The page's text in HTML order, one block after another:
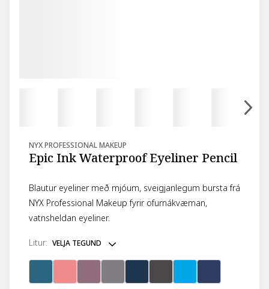
NYX PROFESSIONAL MAKEUP
Epic Ink Waterproof Eyeliner Pencil
Blautur eyeliner með mjóum, sveigjanlegum bursta frá
NYX Professional Makeup fyrir ofurnákvæman,
vatnsheldan eyeliner.
litur: VELJA TEGUND